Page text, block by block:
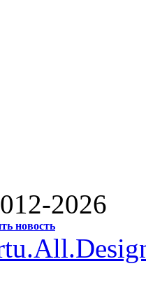
2026
новость